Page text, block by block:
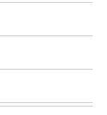
ります
見る